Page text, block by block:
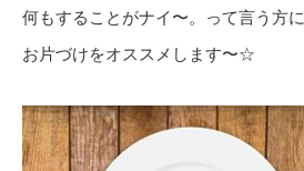
何もすることがナイ〜。って言う方に
お片づけをオススメします〜☆